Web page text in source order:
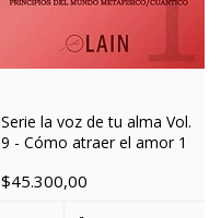
Serie la voz de tu alma Vol.
9 - Cómo atraer el amor 1
$45.300,00